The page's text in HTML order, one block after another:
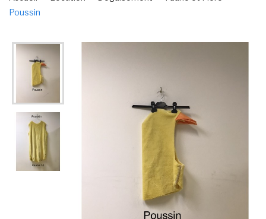
Poussin